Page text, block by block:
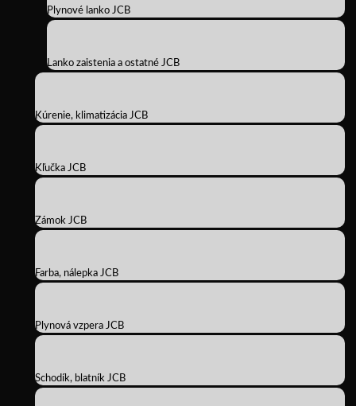
Plynové lanko JCB
Lanko zaistenia a ostatné JCB
Kúrenie, klimatizácia JCB
Kľučka JCB
Zámok JCB
Farba, nálepka JCB
Plynová vzpera JCB
Schodík, blatník JCB